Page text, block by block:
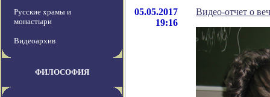
Русские храмы и
монастыри
Видеоархив
ФИЛОСОФИЯ
05.05.2017
19:16
Видео-отчет о